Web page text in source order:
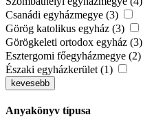
Csanádi egyházmegye (3)
Görög katolikus egyház (3)
Görögkeleti ortodox egyház (3)
Esztergomi főegyházmegye (2)
Északi egyházkerület (1)
kevesebb
Anyakönyv típusa